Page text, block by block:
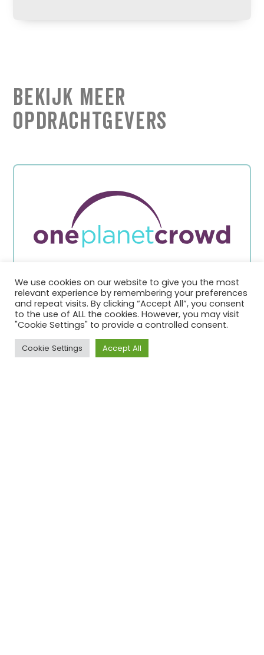
Bekijk Meer
Opdrachtgevers
One Planet Crowd
Non-Profit Organisatie
We use cookies on our website to give you the most
relevant experience by remembering your preferences
and repeat visits. By clicking “Accept All”, you consent
to the use of ALL the cookies. However, you may visit
"Cookie Settings" to provide a controlled consent.
Cookie Settings Accept All